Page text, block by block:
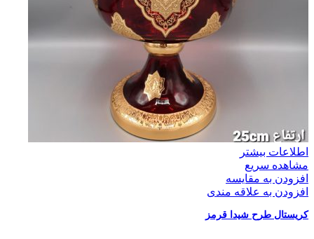
اطلاعات بیشتر
مشاهده سریع
افزودن به مقایسه
افزودن به علاقه مندی
کریستال طرح شیدا قرمز